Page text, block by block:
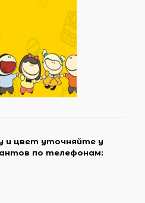
и цвет уточняйте у
по телефонам: